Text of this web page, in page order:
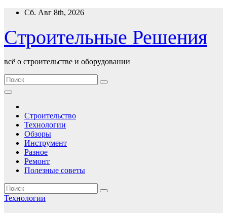
Перейти
содержимому
Сб. Авг 8th, 2026
Строительные Решения
всё о строительстве и оборудовании
Строительство
Технологии
Обзоры
Инструмент
Разное
Ремонт
Полезные советы
Технологии